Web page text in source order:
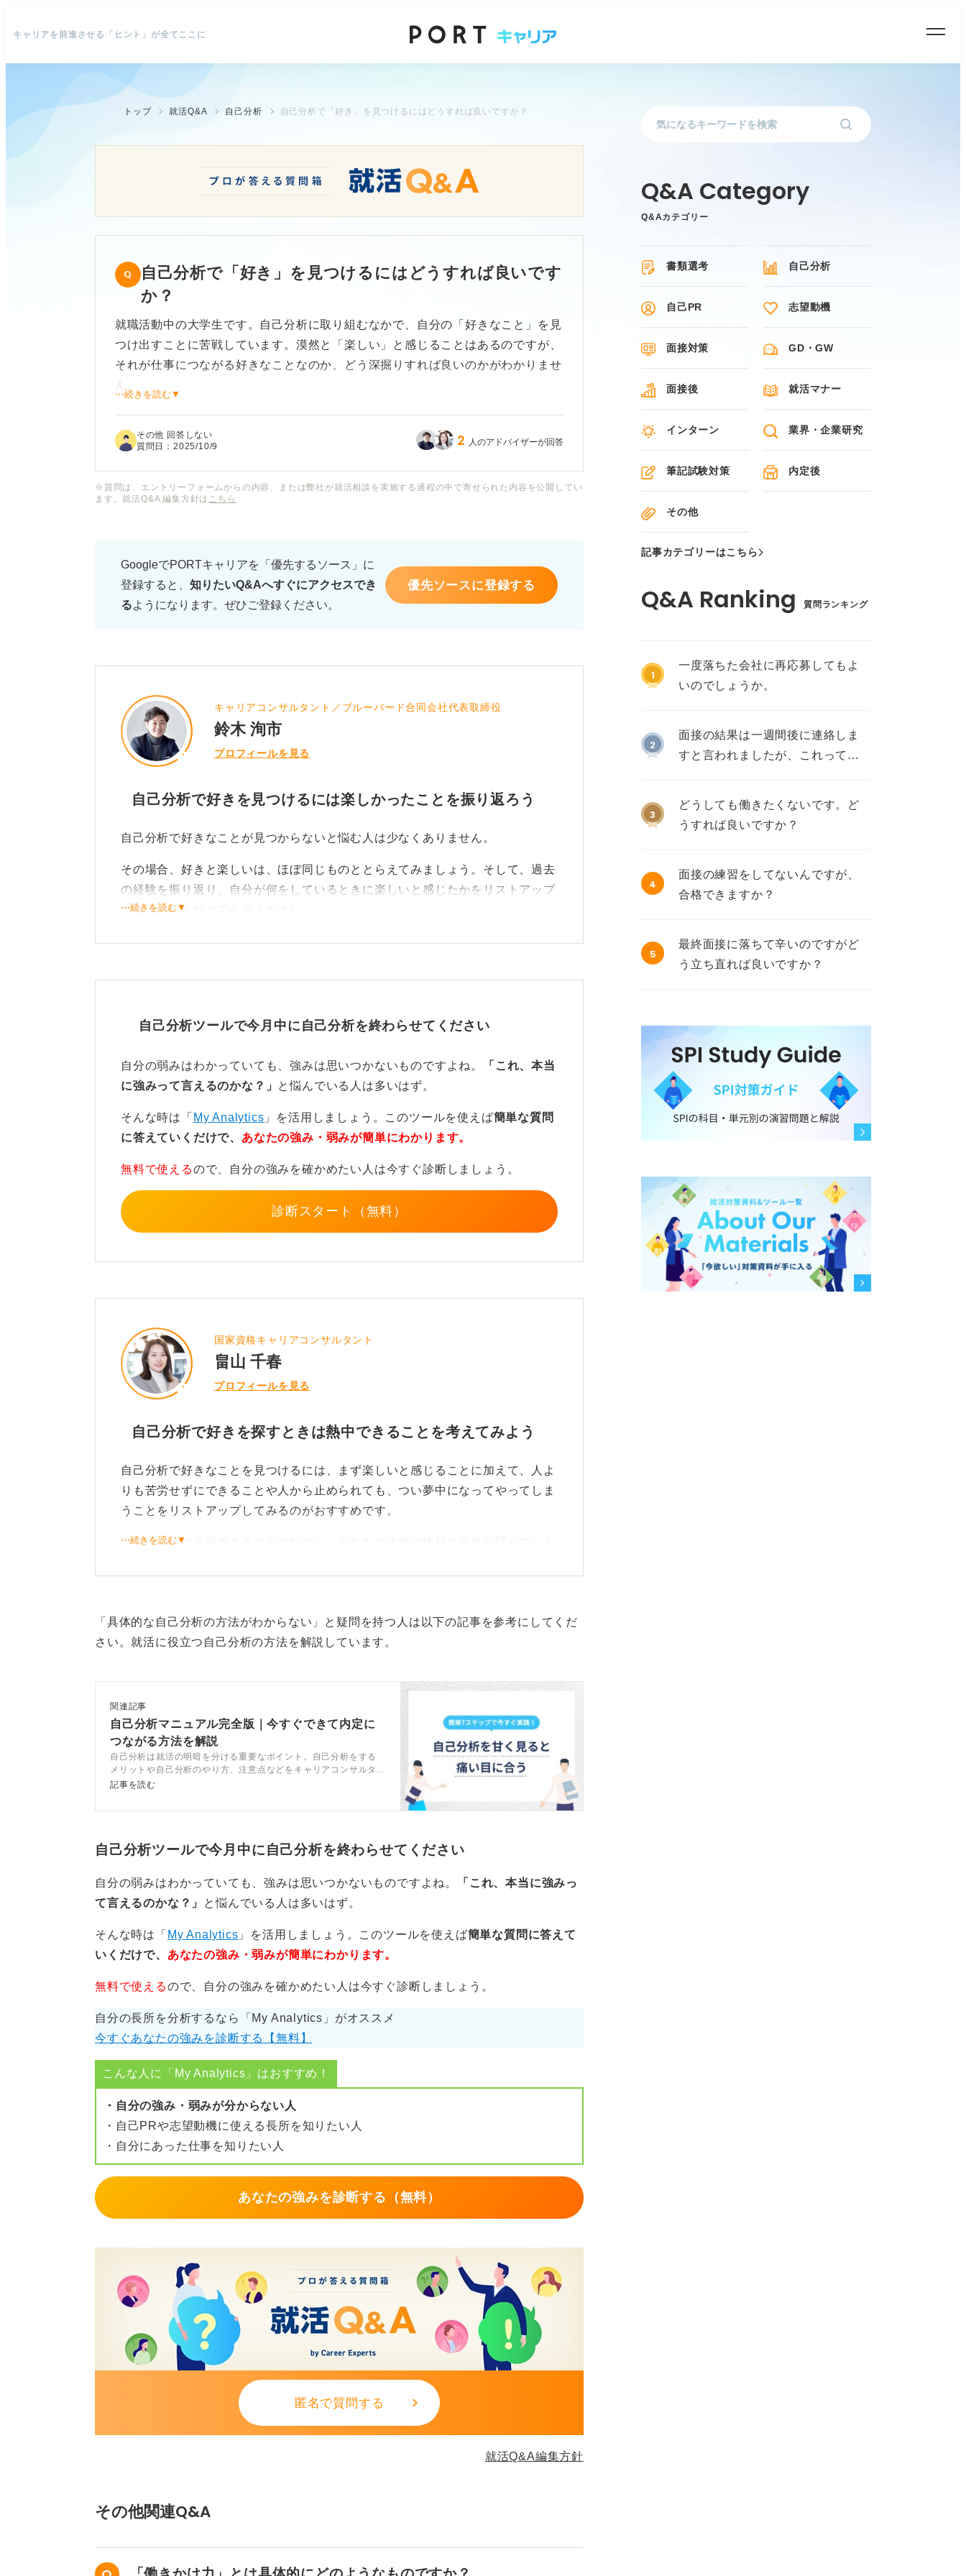
キャリアを前進させる「ヒント」が全てここに
トップ 就活Q&A 自己分析 自己分析で「好き」を見つけるにはどうすれば良いですか？
自己分析で「好き」を見つけるにはどうすれば良いです
か？
就職活動中の大学生です。自己分析に取り組むなかで、自分の「好きなこと」を見
つけ出すことに苦戦しています。漠然と「楽しい」と感じることはあるのですが、
それが仕事につながる好きなことなのか、どう深掘りすれば良いのかがわかりませ
ん。
は、どんな方法や視点が有効なのでしょうか？ 具体的な方法や、好きなことを仕
⋯続きを読む▼
その他 回答しない
質問日：2025/10/9 2 人のアドバイザーが回答
※質問は、エントリーフォームからの内容、または弊社が就活相談を実施する過程の中で寄せられた内容を公開してい
ます。就活Q&A 編集方針は こちら
GoogleでPORTキャリアを「優先するソース」に
登録すると、 知りたいQ&Aへすぐにアクセスでき
るようになります。ぜひご登録ください。
優先ソースに登録する
キャリアコンサルタント／ブルーバード合同会社代表取締役
鈴木 洵市
プロフィールを見る
自己分析で好きを見つけるには楽しかったことを振り返ろう
自己分析で好きなことが見つからないと悩む人は少なくありません。
その場合、好きと楽しいは、ほぼ同じものととらえてみましょう。そして、過去
の経験を振り返り、自分が何をしているときに楽しいと感じたかをリストアップ
することから始めてみてください。
たとえば、「文化祭でクラスの仲間と一つのものを作り上げたとき」「難しい課
を思い出すことが重要です。
のヒントが隠されています。
仕事選びは自分軸！ 業界や企業ばかり見ないようにしよう
そうして見つかった好きを軸に業界や企業研究を進めていくと、自分に本当に合
う仕事が見つかりやすくなります。
ここで注意してほしいのは、あくまで主軸は自分自身に置くことです。業界や企
しまうことになりかねません。
それは、面接で本来の自分とは違うことを話してしまうリスクにもつながりま
0
⋯続きを読む▼
自己分析ツールで今月中に自己分析を終わらせてください
自分の弱みはわかっていても、強みは思いつかないものですよね。
「これ、本当
に強みって言えるのかな？」 と悩んでいる人は多いはず。
そんな時は「 My Analytics 」を活用しましょう。このツールを使えば簡単な質問
に答えていくだけで、 あなたの強み・弱みが簡単にわかります。
無料で使えるので、自分の強みを確かめたい人は今すぐ診断しましょう。
診断スタート（無料）
国家資格キャリアコンサルタント
畠山 千春
プロフィールを見る
自己分析で好きを探すときは熱中できることを考えてみよう
自己分析で好きなことを見つけるには、まず楽しいと感じることに加えて、人よ
りも苦労せずにできることや人から止められても、つい夢中になってやってしま
うことをリストアップしてみるのがおすすめです。
得意なことや没頭できることのなかに、あなたの才能や情熱の源泉が隠れている
重要なのは、それらの対象物のどの側面に惹かれているのかを分析することで
たとえば「コスメが好き」という場合でも、パッケージのビジュアルが好きなの
か、成分を調べて効果を試すのが好きなのかによって、その人の興味の方向性は
まったく異なります。
前者はデザイン、後者は研究開発といった職種につながるかもしれません。
好きなことの対象そのものではなく、どのような行為に楽しさを感じるのかを深
⋯続きを読む▼
「具体的な自己分析の方法がわからない」と疑問を持つ人は以下の記事を参考にしてくだ
さい。就活に役立つ自己分析の方法を解説しています。
関連記事
自己分析マニュアル完全版｜今すぐできて内定に
つながる方法を解説
自己分析は就活の明暗を分ける重要なポイント。自己分析をする
メリットや自己分析のやり方、注意点などをキャリアコンサルタ
ントが解説します。自分に合った自己分析方法を見つけて選考や
記事を読む
自己分析ツールで今月中に自己分析を終わらせてください
自分の弱みはわかっていても、強みは思いつかないものですよね。
「これ、本当に強みっ
て言えるのかな？」
と悩んでいる人は多いはず。
そんな時は「 My Analytics 」を活用しましょう。このツールを使えば簡単な質問に答えて
いくだけで、 あなたの強み・弱みが簡単にわかります。
無料で使えるので、自分の強みを確かめたい人は今すぐ診断しましょう。
自分の長所を分析するなら「My Analytics」がオススメ
今すぐあなたの強みを診断する【無料】
こんな人に「My Analytics」はおすすめ！
・自分の強み・弱みが分からない人
・自己PRや志望動機に使える長所を知りたい人
・自分にあった仕事を知りたい人
あなたの強みを診断する（無料）
匿名で質問する
就活Q&A編集方針
その他関連Q&A
Q&Aカテゴリー
書類選考 自己分析
自己PR 志望動機
面接対策 GD・GW
面接後 就活マナー
インターン 業界・企業研究
筆記試験対策 内定後
その他
記事カテゴリーはこちら
質問ランキング
1
一度落ちた会社に再応募してもよ
いのでしょうか。
2
面接の結果は一週間後に連絡しま
すと言われましたが、これって不
3
どうしても働きたくないです。ど
うすれば良いですか？
4
面接の練習をしてないんですが、
合格できますか？
5
最終面接に落ちて辛いのですがど
う立ち直れば良いですか？